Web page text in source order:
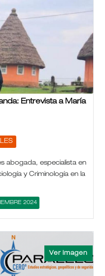
Entrevista a María
abogada, especialista en
y Criminología en la
2024